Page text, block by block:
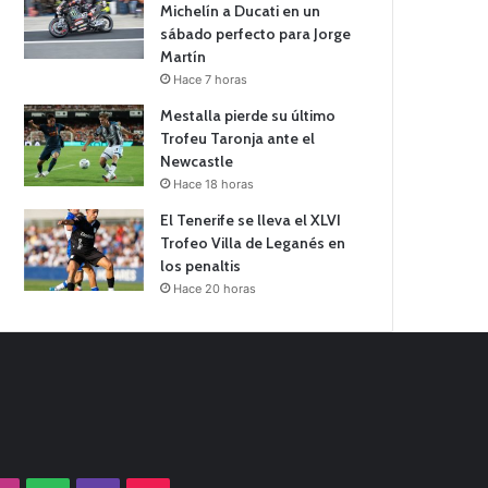
Michelín a Ducati en un
sábado perfecto para Jorge
Martín
Hace 7 horas
Mestalla pierde su último
Trofeu Taronja ante el
Newcastle
Hace 18 horas
El Tenerife se lleva el XLVI
Trofeo Villa de Leganés en
los penaltis
Hace 20 horas